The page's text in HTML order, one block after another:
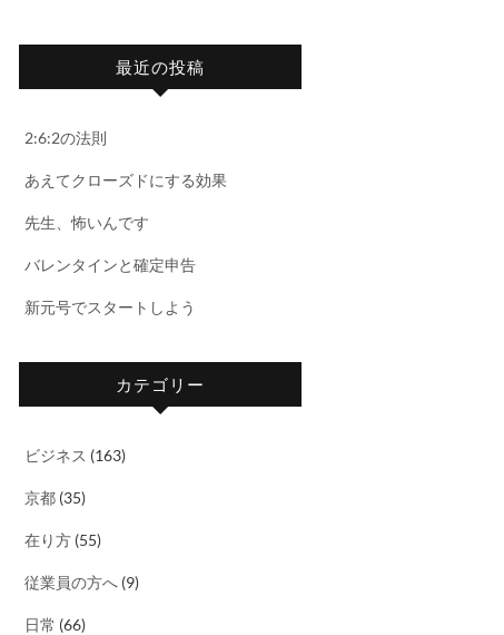
最近の投稿
2:6:2の法則
あえてクローズドにする効果
先生、怖いんです
バレンタインと確定申告
新元号でスタートしよう
カテゴリー
ビジネス (163)
京都 (35)
在り方 (55)
従業員の方へ (9)
日常 (66)